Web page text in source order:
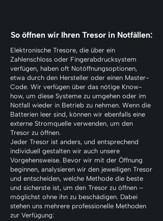
So öffnen wir Ihren Tresor in Notfällen:
Elektronische Tresore, die über ein
Zahlenschloss oder Fingerabdrucksystem
verfügen, haben oft Notöffnungsoptionen,
etwa durch den Hersteller oder einen Master-
Code. Wir verfügen über das nötige Know-
how, um diese Systeme zu umgehen oder im
Notfall wieder in Betrieb zu nehmen. Wenn die
Batterien leer sind, können wir ebenfalls eine
externe Stromquelle verwenden, um den
Tresor zu öffnen.
Jeder Tresor ist anders, und entsprechend
individuell gestalten wir auch unsere
Vorgehensweise. Bevor wir mit der Öffnung
beginnen, analysieren wir den jeweiligen Tresor
und entscheiden, welche Methode die beste
und sicherste ist, um den Tresor zu öffnen –
möglichst ohne ihn zu beschädigen. Dabei
stehen uns mehrere professionelle Methoden
zur Verfügung: